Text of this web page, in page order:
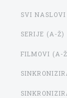
SVI
SERIJE (A-Ž)
FILMOVI (A-